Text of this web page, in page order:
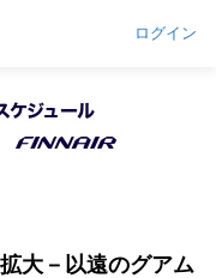
ログイン
大－以遠のグアム